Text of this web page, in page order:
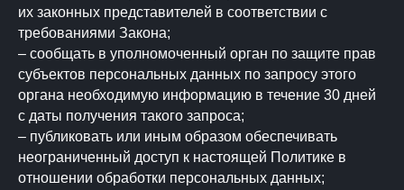
их законных представителей в соответствии с
требованиями Закона;
– сообщать в уполномоченный орган по защите прав
субъектов персональных данных по запросу этого
органа необходимую информацию в течение 30 дней
с даты получения такого запроса;
– публиковать или иным образом обеспечивать
неограниченный доступ к настоящей Политике в
отношении обработки персональных данных;